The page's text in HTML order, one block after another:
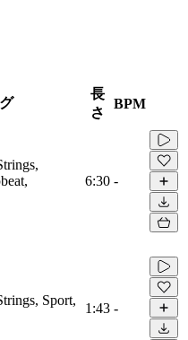
長
さ
BPM
6:30 -
Sport,
1:43 -